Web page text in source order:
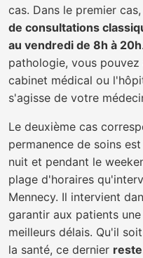
cas. Dans le premier
de consultations
au vendredi de 8h à 20h
pathologie, vous
cabinet médical ou
s'agisse de votre
Le deuxième cas
permanence de soins
nuit et pendant le
plage d'horaires
Mennecy. Il intervient
garantir aux patients
meilleurs délais. Qu'il
la santé, ce dernier